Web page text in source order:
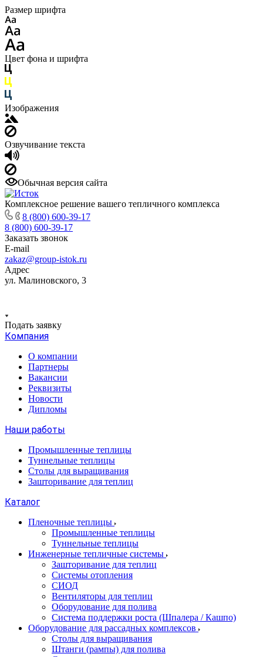
Размер шрифта
Цвет фона и шрифта
Изображения
Озвучивание текста
Обычная версия сайта
Комплексное решение вашего тепличного комплекса
8 (800) 600-39-17
8 (800) 600-39-17
Заказать звонок
E-mail
zakaz@group-istok.ru
Адрес
ул. Малиновского, 3
Подать заявку
Компания
О компании
Партнеры
Вакансии
Реквизиты
Новости
Дипломы
Наши работы
Промышленные теплицы
Туннельные теплицы
Столы для выращивания
Зашторивание для теплиц
Каталог
Пленочные теплицы
Промышленные теплицы
Туннельные теплицы
Инженерные тепличные системы
Зашторивание для теплиц
Системы отопления
СИОД
Вентиляторы для теплиц
Оборудование для полива
Система поддержки роста (Шпалера / Кашпо)
Оборудование для рассадных комплексов
Столы для выращивания
Штанги (рампы) для полива